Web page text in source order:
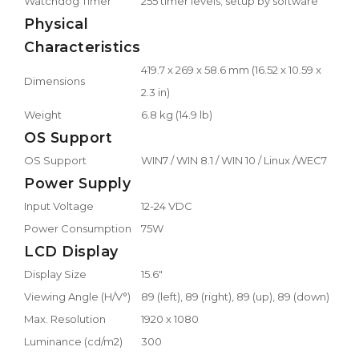
Physical
Characteristics
Dimensions
419.7 x 269 x 58.6 mm (16.52 x 10.59 x
2.3 in)
Weight
6.8 kg (14.9 lb)
OS Support
OS Support WIN7 / WIN 8.1 / WIN 10 / Linux /WEC7
Power Supply
Input Voltage
12-24 VDC
Power Consumption
75W
LCD Display
Display Size
15.6"
Viewing Angle (H/V°)
89 (left), 89 (right), 89 (up), 89 (down)
Max. Resolution
1920 x 1080
Luminance (cd/m2)
300